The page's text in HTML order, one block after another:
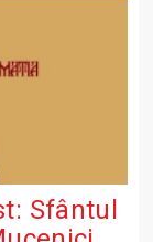
Sfântul